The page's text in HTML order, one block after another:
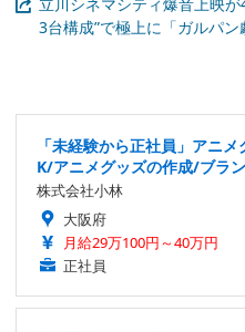
3台構成”で極上に「ガルパン
「未経験から正社員」アニ
K/アニメグッズの作成/ブラ
株式会社小林
大阪府
月給29万100円～40万円
正社員